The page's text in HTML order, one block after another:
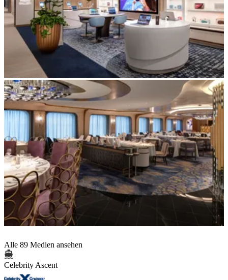
Alle 89 Medien ansehen
Celebrity Ascent